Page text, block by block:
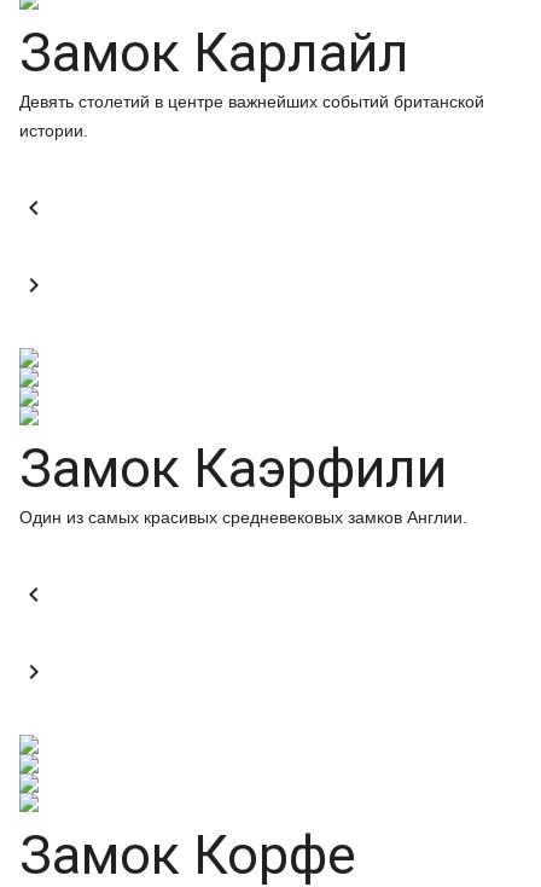
Замок Карлайл
Девять столетий в центре важнейших событий британской
истории.


Замок Каэрфили
Один из самых красивых средневековых замков Англии.


Замок Корфе